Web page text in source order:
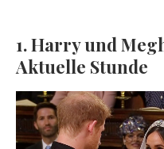
1. Harry und
Aktuelle Stunde